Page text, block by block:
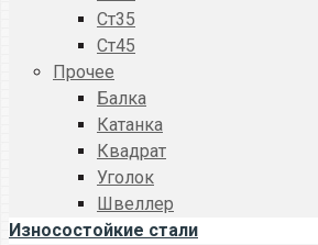
Ст35
Ст45
Прочее
Балка
Катанка
Квадрат
Уголок
Швеллер
Износостойкие стали